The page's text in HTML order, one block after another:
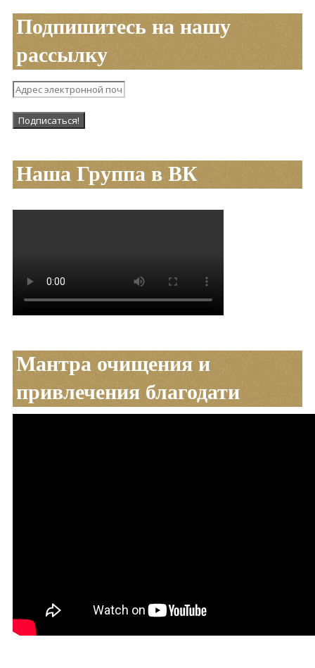
Подпишитесь на нашу
рассылку
Наша Группа в ВК
Мантра очищения и
привлечения благодати